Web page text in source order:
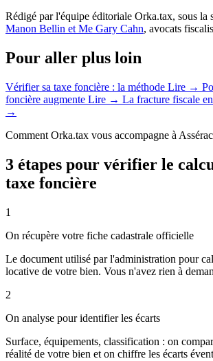
Rédigé par l'équipe éditoriale Orka.tax, sous la
Manon Bellin et Me Gary Cahn, avocats
Pour aller plus loin
Vérifier sa taxe foncière : la méthode Lire →
foncière augmente Lire → La fracture fiscale
→
Comment Orka.tax vous accompagne à Assérac
3 étapes pour vérifier le
taxe foncière
1
On récupère votre fiche cadastrale officielle
Le document utilisé par l'administration pour
locative de votre bien. Vous n'avez rien à
2
On analyse pour identifier les écarts
Surface, équipements, classification : on
réalité de votre bien et on chiffre les écarts